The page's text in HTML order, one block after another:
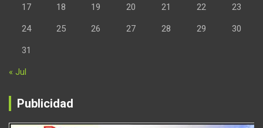
17 18 19 20 21 22 23
24 25 26 27 28 29 30
31
« Jul
Publicidad